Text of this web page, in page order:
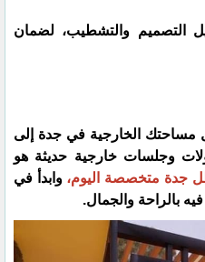
التصميم والتشطيب، لضمان
مساحتك الخارجية في جدة إلى
وجلسات خارجية حديثة هو
جدة متخصصة اليوم، وابدأ في
بالراحة والجمال.